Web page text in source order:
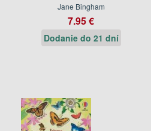
Jane Bingham
7.95 €
Dodanie do 21 dní